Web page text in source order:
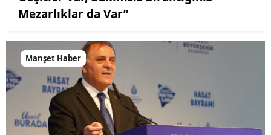
Mezarlıklar da Var”
Manşet Haber